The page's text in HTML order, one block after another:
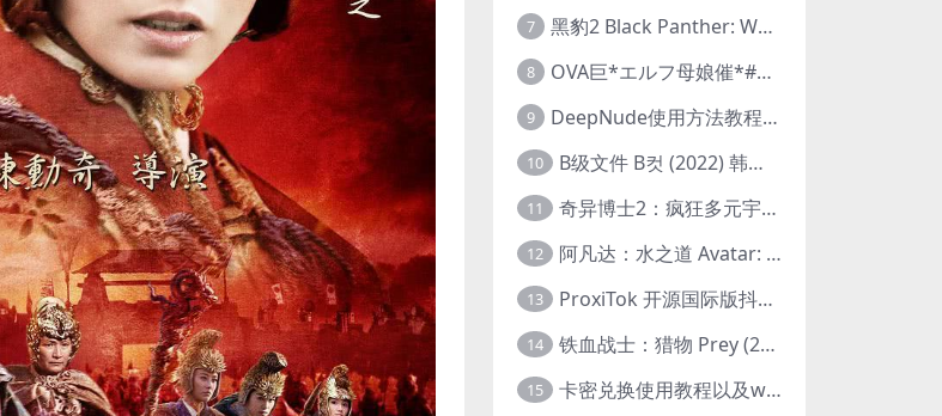
7 黑豹2 Black Panther: Wakanda Forever (2022) 高清版
8 OVA巨*エルフ母娘催*#1エルフの国を蹂*する男。汚された女王と姫
9 DeepNude使用方法教程FAQ
10 B级文件 B컷 (2022) 韩国大尺度剧情电影 1080P 中字
11 奇异博士2：疯狂多元宇宙 Doctor Strange in the Multiverse of Madness (2022) 高清版1080p
12 阿凡达：水之道 Avatar: The Way of Water (2022) 1080p 2k 4k 中文字幕
13 ProxiTok 开源国际版抖音TikTok网页版 国内网络直连
14 铁血战士：猎物 Prey (2022) 中英字幕 1080P
15 卡密兑换使用教程以及windows使用教程